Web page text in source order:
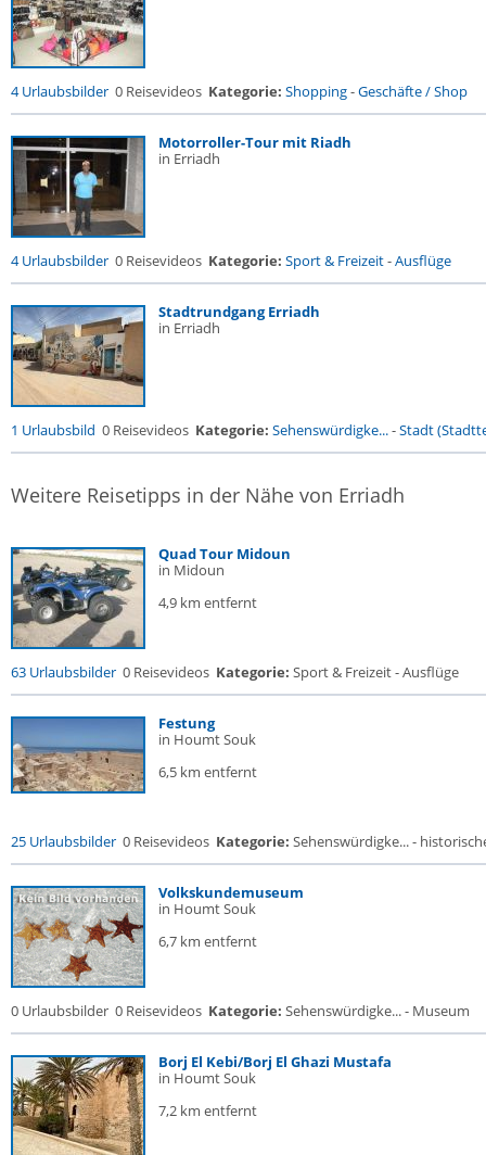
4 Urlaubsbilder 0 Reisevideos Kategorie: Shopping-Geschäfte / Shop
Motorroller-Tour mit Riadh
in Erriadh
4 Urlaubsbilder 0 Reisevideos Kategorie: Sport & Freizeit-Ausflüge
Stadtrundgang Erriadh
in Erriadh
1 Urlaubsbild 0 Reisevideos Kategorie: Sehenswürdigke...-Stadt
Weitere Reisetipps in der Nähe von Erriadh
Quad Tour Midoun
in Midoun
4,9 km entfernt
63 Urlaubsbilder 0 Reisevideos Kategorie: Sport & Freizeit - Ausflüge
Festung
in Houmt Souk
6,5 km entfernt
25 Urlaubsbilder 0 Reisevideos Kategorie: Sehenswürdigke... -
Volkskundemuseum
in Houmt Souk
6,7 km entfernt
0 Urlaubsbilder 0 Reisevideos Kategorie: Sehenswürdigke... - Museum
Borj El Kebi/Borj El Ghazi Mustafa
in Houmt Souk
7,2 km entfernt